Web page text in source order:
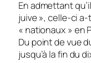
En admettant
juive », celle-ci
« nationaux » en
Du point de vue
jusqu’à la fin du